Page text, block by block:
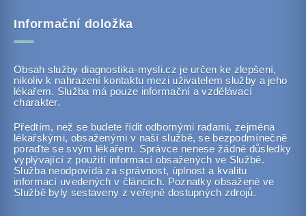
Informační doložka
Obsah služby diagnostika-mysli.cz je určen ke zlepšení,
nikoliv k nahrazení kontaktu mezi uživatelem služby a jeho
lékařem. Služba má pouze informační a vzdělávací
charakter.
Předtím, než se budete řídit odbornými radami, zejména
lékařskými, obsaženými v naší službě, se bezpodmínečně
poraďte se svým lékařem. Správce nenese žádné důsledky
vyplývající z použití informací obsažených ve Službě.
Služba neodpovídá za správnost, úplnost a kvalitu
informací uvedených v článcích. Poznatky obsažené ve
Službě byly sestaveny z veřejně dostupných zdrojů.